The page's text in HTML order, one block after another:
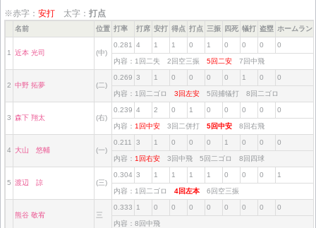
※赤字： 安打 太字： 打点
名前 位置 打率 打席 安打 得点 打点 三振 四死 犠打 盗塁 ホームラン
1 近本 光司 (中)
0.281 4 1 1 0 1 0 0 0 0
内容：1回二失 2回空三振 5回二安 7回中飛
2 中野 拓夢 (二)
0.269 3 1 0 0 0 0 1 0 0
内容：1回二ゴロ 3回左安 5回捕犠打 8回二ゴロ
3 森下 翔太 (右)
0.239 4 2 0 1 0 0 0 0 0
内容： 1回中安 3回二併打 5回中安 8回右飛
4 大山 悠輔 (一)
0.211 3 1 0 0 0 1 0 0 0
内容： 1回右安 3回中飛 5回二ゴロ 8回四球
5 渡辺 諒 (三)
0.304 3 1 1 1 1 0 0 0 1
内容：1回二ゴロ 4回左本 6回空三振
熊谷 敬宥 三
0.333 1 0 0 0 0 0 0 0 0
内容：8回中飛